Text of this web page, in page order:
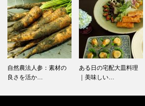
自然農法人参：素材の
良さを活か…
ある日の宅配大皿料理
｜美味しい…